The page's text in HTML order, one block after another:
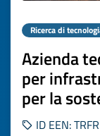
Ricerca di
Azienda
per
per la
ID EEN: